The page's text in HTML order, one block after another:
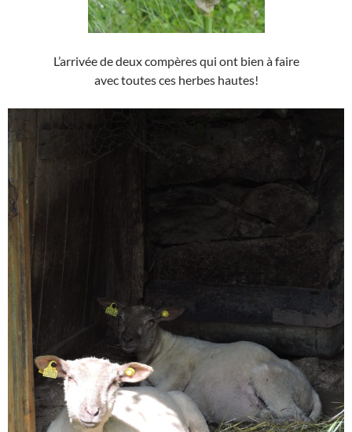
L’arrivée de deux compères qui ont bien à faire
avec toutes ces herbes hautes!